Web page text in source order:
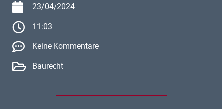
23/04/2024
11:03
Keine Kommentare
Baurecht